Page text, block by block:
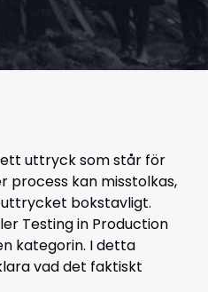
uttryck som står för
process kan misstolkas,
bokstavligt.
Testing in Production
kategorin. I detta
vad det faktiskt